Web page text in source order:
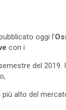
oggi l’
con i
del 2019.
alto del